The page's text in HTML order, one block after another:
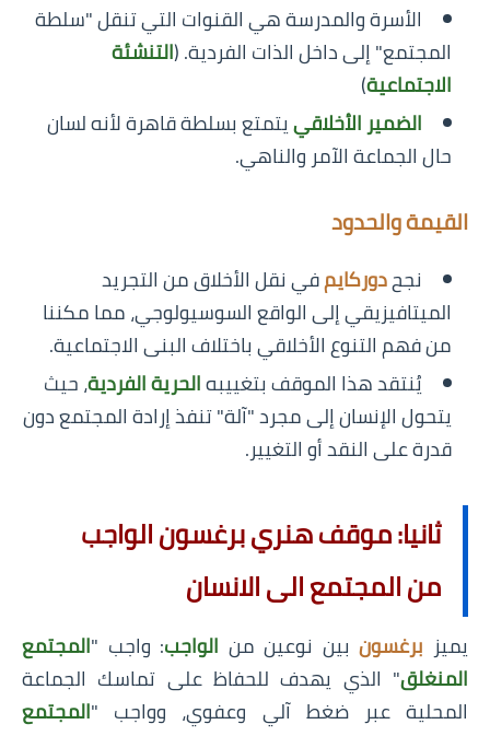
الأسرة والمدرسة هي القنوات التي تنقل "سلطة
المجتمع" إلى داخل الذات الفردية. (التنشئة
الاجتماعية)
الضمير الأخلاقييتمتع بسلطة قاهرة لأنه لسان
حال الجماعة الآمر والناهي.
القيمة والحدود
نجحدوركايمفي نقل الأخلاق من التجريد
الميتافيزيقي إلى الواقع السوسيولوجي، مما مكننا
من فهم التنوع الأخلاقي باختلاف البنى الاجتماعية.
يُنتقد هذا الموقف بتغييبهالحرية الفردية، حيث
يتحول الإنسان إلى مجرد "آلة" تنفذ إرادة المجتمع دون
قدرة على النقد أو التغيير.
ثانيا: موقف هنري برغسون الواجب
من المجتمع الى الانسان
يميزبرغسونبين نوعين منالواجب: واجب "المجتمع
المنغلق" الذي يهدف للحفاظ على تماسك الجماعة
المحلية عبر ضغط آلي وعفوي، وواجب " المجتمع